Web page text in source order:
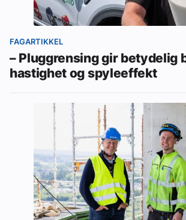
FAGARTIKKEL
– Pluggrensing gir betydelig
hastighet og spyleeffekt